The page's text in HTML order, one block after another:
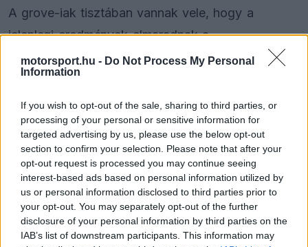
motorsport.hu - Do Not Process My Personal
Information
If you wish to opt-out of the sale, sharing to third parties, or
processing of your personal or sensitive information for
targeted advertising by us, please use the below opt-out
section to confirm your selection. Please note that after your
opt-out request is processed you may continue seeing
interest-based ads based on personal information utilized by
us or personal information disclosed to third parties prior to
your opt-out. You may separately opt-out of the further
disclosure of your personal information by third parties on the
IAB’s list of downstream participants. This information may
A grove-iak tisztában vannak vele, hogy a
jelenlegi eredmények elmaradnak a
várakozásoktól, de a közelmúltban már látszottak
az elmozdulás jelei. Miami, Montreal és Monaco
utcáin is sikerült pontot szerezniük, a mérnökök
pedig folyamatosan dolgoznak a nyári és kora
őszi fejlesztési csomagokon.
This
is
The media could not be loaded, either because
the server or network failed or because the format
is not supported.